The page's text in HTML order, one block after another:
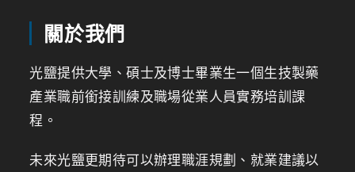
關於我們
光鹽提供大學、碩士及博士畢業生一個生技製藥
產業職前銜接訓練及職場從業人員實務培訓課
程。
未來光鹽更期待可以辦理職涯規劃、就業建議以